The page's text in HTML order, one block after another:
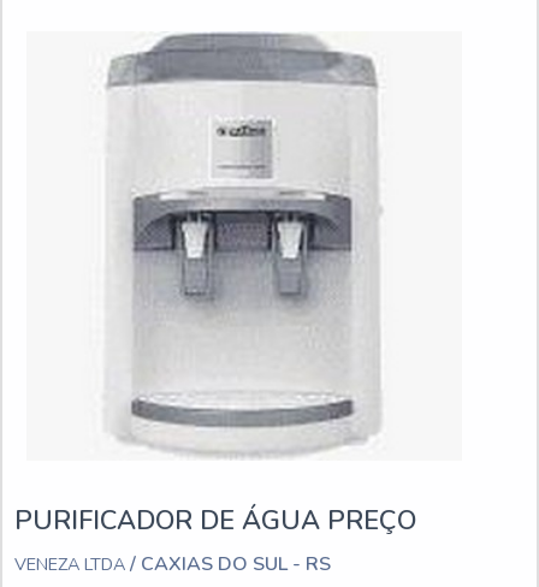
PURIFICADOR DE ÁGUA PREÇO
VENEZA LTDA / CAXIAS DO SUL - RS